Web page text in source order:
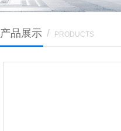
产品展示 / PRODUCTS